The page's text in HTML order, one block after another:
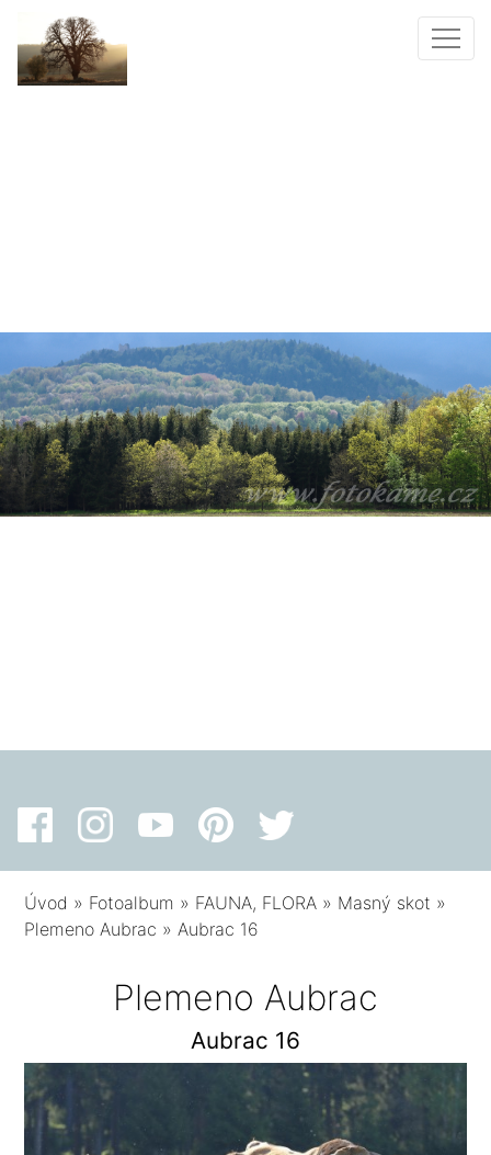
Úvod » Fotoalbum » FAUNA, FLORA » Masný skot »
Plemeno Aubrac »Aubrac 16
Plemeno Aubrac
Aubrac 16